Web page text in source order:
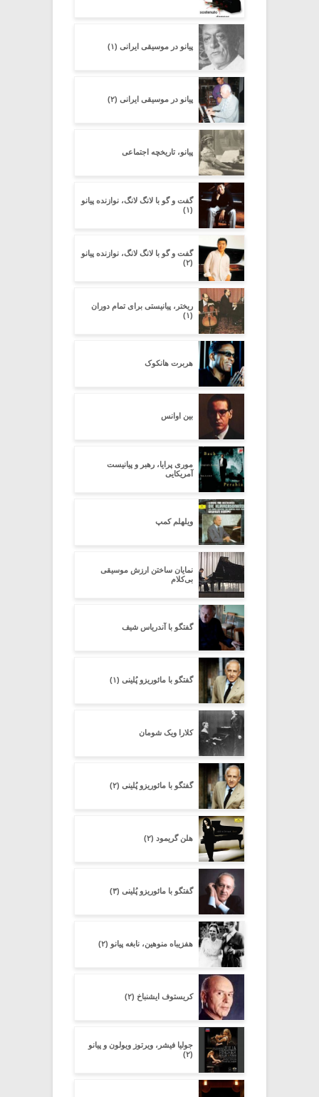
پیانو در موسیقی ایرانی (۱)
پیانو در موسیقی ایرانی (۲)
پیانو، تاریخچه اجتماعی
گفت و گو با لانگ لانگ، نوازنده پیانو
(۱)
گفت و گو با لانگ لانگ، نوازنده پیانو
(۲)
ریختر، پیانیستی برای تمام دوران
(۱)
هربرت هانکوک
بین اوانس
موری پرایا، رهبر و پیانیست
آمریکایی
ویلهلم کمپ
نمایان ساختن ارزش موسیقی
بی‌کلام
گفتگو با آندریاس شیف
گفتگو با مائوریزو پُلینی (۱)
کلارا ویک شومان
گفتگو با مائوریزو پُلینی (۲)
هلن گریمود (۲)
گفتگو با مائوریزو پُلینی (۳)
هفزیباه منوهین، نابغه پیانو (۲)
کریستوف ایشنباخ (۲)
جولیا فیشر، ویرتوز ویولون و پیانو
(۲)